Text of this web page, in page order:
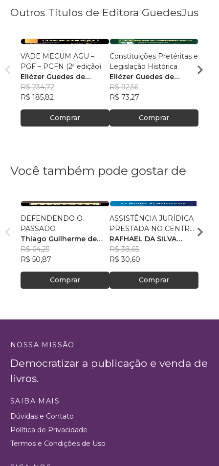
Outros Títulos de Editora GuedesJus
VADE MECUM AGU –
PGF – PGFN (2ª edição)
Eliézer Guedes de
Oliveira Junior
R$ 234,72
R$ 185,82
Comprar
Constituições Pretéritas e
Legislação Histórica
Eliézer Guedes de
Oliveira Junior
R$ 92,56
R$ 73,27
Comprar
Militar
Você também pode gostar de
DEFENDENDO O
PASSADO
Thiago Guilherme de
Souza
R$ 64,25
R$ 50,87
Comprar
ASSISTÊNCIA JURÍDICA
PRESTADA NO CENTRO
DE REFERÊNCIA
ESPECIALIZADO DE
ASSISTÊNCIA SOCIAL–
CREAS
RAFHAEL DA SILVA
PETRÔNIO
R$ 38,65
R$ 30,60
Comprar
AS
NOSSA MISSÃO
Democratizar a publicação e venda de
livros.
SAIBA MAIS
Dúvidas e Contato
Política de Privacidade
Termos e Condições de Uso